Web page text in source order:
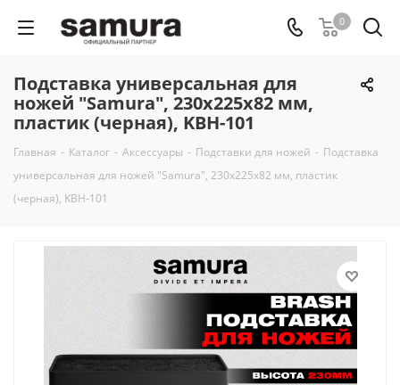
0
Подставка универсальная для
ножей "Samura", 230x225x82 мм,
пластик (черная), KBH-101
Главная - Каталог - Аксессуары - Подставки для ножей - Подставка
универсальная для ножей "Samura", 230x225x82 мм, пластик
(черная), KBH-101